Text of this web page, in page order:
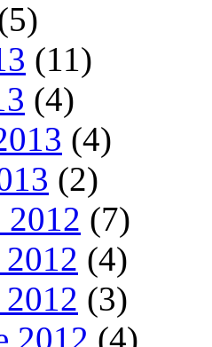
(11)
(4)
(4)
(2)
2012 (7)
(4)
(3)
2012 (4)